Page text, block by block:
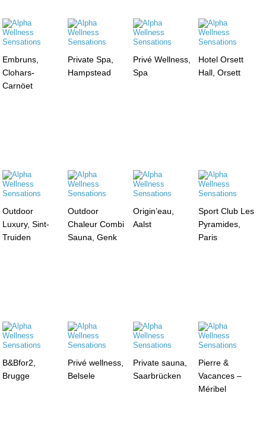
Embruns,
Clohars-
Carnöet
Private Spa,
Hampstead
Privé Wellness,
Spa
Hotel Orsett
Hall, Orsett
Outdoor
Luxury, Sint-
Truiden
Outdoor
Chaleur Combi
Sauna, Genk
Origin’eau,
Aalst
Sport Club Les
Pyramides,
Paris
B&Bfor2,
Brugge
Privé wellness,
Belsele
Private sauna,
Saarbrücken
Pierre &
Vacances –
Méribel